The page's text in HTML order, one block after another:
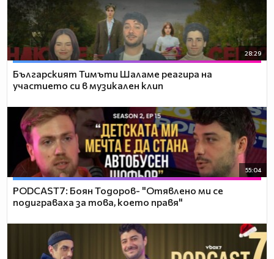
28:29
Българският Тимъти Шаламе реагира на
участието си в музикален клип
55:04
PODCAST7: ‪Боян Тодоров- "Отявлено ми се
подиграваха за това, което правя"